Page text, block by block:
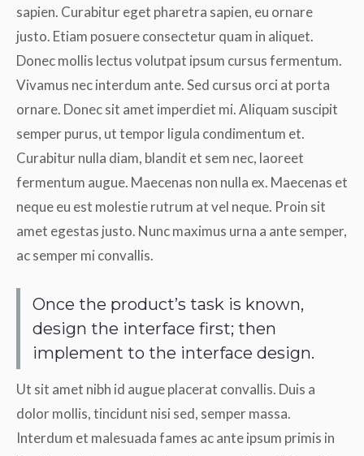
sapien. Curabitur eget pharetra sapien, eu ornare
justo. Etiam posuere consectetur quam in aliquet.
Donec mollis lectus volutpat ipsum cursus fermentum.
Vivamus nec interdum ante. Sed cursus orci at porta
ornare. Donec sit amet imperdiet mi. Aliquam suscipit
semper purus, ut tempor ligula condimentum et.
Curabitur nulla diam, blandit et sem nec, laoreet
fermentum augue. Maecenas non nulla ex. Maecenas et
neque eu est molestie rutrum at vel neque. Proin sit
amet egestas justo. Nunc maximus urna a ante semper,
ac semper mi convallis.
Once the product’s task is known,
design the interface first; then
implement to the interface design.
Ut sit amet nibh id augue placerat convallis. Duis a
dolor mollis, tincidunt nisi sed, semper massa.
Interdum et malesuada fames ac ante ipsum primis in